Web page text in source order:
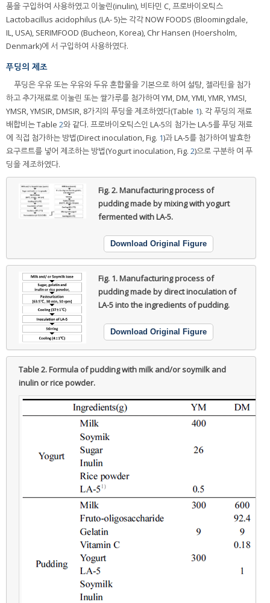
품을 구입하여 사용하였고 이눌린(inulin), 비타민 C, 프로바이오틱스
Lactobacillus acidophilus (LA- 5)는 각각 NOW FOODS (Bloomingdale,
IL, USA), SERIMFOOD (Bucheon, Korea), Chr Hansen (Hoersholm,
Denmark)에 서 구입하여 사용하였다.
푸딩의 제조
푸딩은 우유 또는 우유와 두유 혼합물을 기본으로 하여 설탕, 젤라틴을 첨가
하고 추가재료로 이눌린 또는 쌀가루를 첨가하여 YM, DM, YMI, YMR, YMSI,
YMSR, YMSIR, DMSIR, 8가지의 푸딩을 제조하였다(Table 1). 각 푸딩의 재료
배합비는 Table 2와 같다. 프로바이오틱스인 LA-5의 첨가는 LA-5를 푸딩 재료
에 직접 첨가하는 방법(Direct inoculation, Fig. 1)과 LA-5를 첨가하여 발효한
요구르트를 넣어 제조하는 방법(Yogurt inoculation, Fig. 2)으로 구분하 여 푸
딩을 제조하였다.
Fig. 2.Manufacturing process of
pudding made by mixing with yogurt
fermented with LA-5.
Download Original Figure
Fig. 1.Manufacturing process of
pudding made by direct inoculation of
LA-5 into the ingredients of pudding.
Download Original Figure
Table 2.Formula of pudding with milk and/or soymilk and
inulin or rice powder.